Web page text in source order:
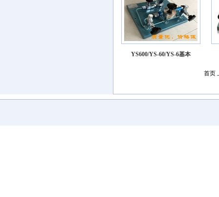
YS600/YS-60/YS-6基本
首页